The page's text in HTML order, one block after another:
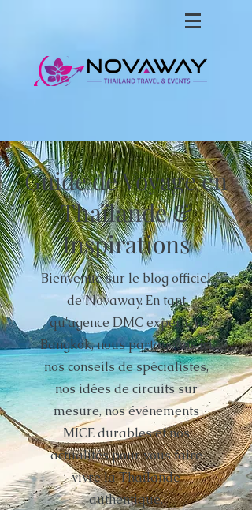
Guide de Voyage en
Thaïlande &
Inspirations
Bienvenue sur le blog officiel
de Novaway. En tant
qu'agence DMC experte à
Bangkok, nous partageons ici
nos conseils de spécialistes,
nos idées de circuits sur
mesure, nos événements
MICE durables et nos
actualités pour vous faire
vivre la Thaïlande
authentique.